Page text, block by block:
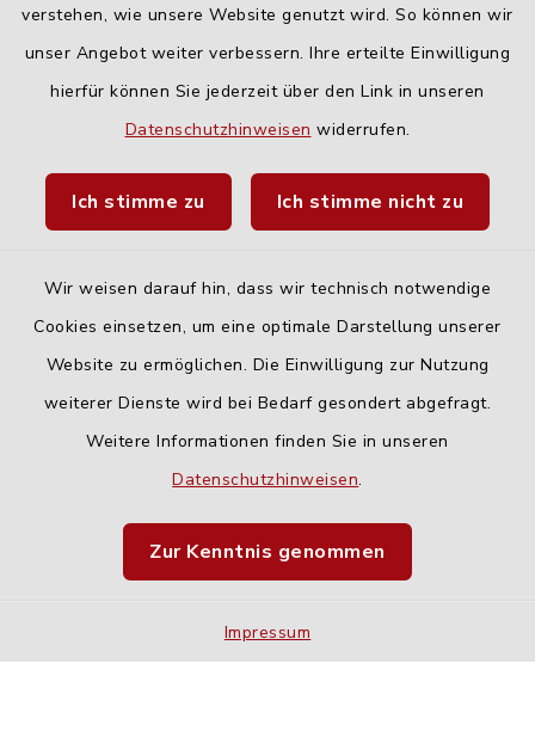
verstehen, wie unsere Website genutzt wird. So können wir
unser Angebot weiter verbessern. Ihre erteilte Einwilligung
hierfür können Sie jederzeit über den Link in unseren
Datenschutzhinweisen widerrufen.
Ich stimme zu Ich stimme nicht zu
Wir weisen darauf hin, dass wir technisch notwendige
Cookies einsetzen, um eine optimale Darstellung unserer
Website zu ermöglichen. Die Einwilligung zur Nutzung
weiterer Dienste wird bei Bedarf gesondert abgefragt.
Weitere Informationen finden Sie in unseren
Datenschutzhinweisen.
Zur Kenntnis genommen
Impressum
geschlossen
Quicklinks
Fahrplanauskunft DING
Barrierefreiheit
Impressum
Sitemap